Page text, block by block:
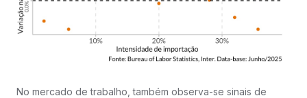
No mercado de trabalho, também observa-se sinais de